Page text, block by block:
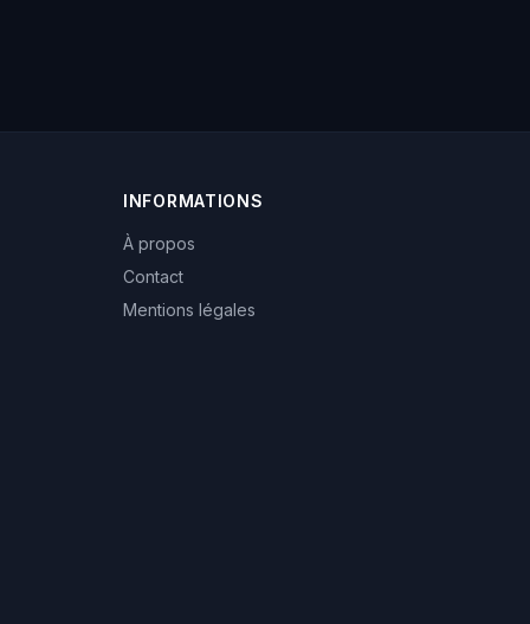
INFORMATIONS
À propos
Contact
Mentions légales